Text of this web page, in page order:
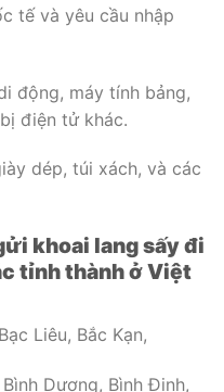
tế và yêu cầu nhập
động, máy tính bảng,
điện tử khác.
dép, túi xách, và các
khoai lang sấy đi
tỉnh thành ở Việt
Liêu, Bắc Kạn,
Dương, Bình Định,